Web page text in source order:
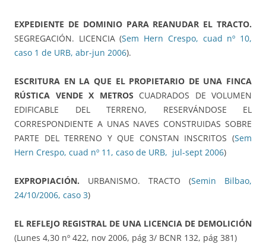
EXPEDIENTE DE DOMINIO PARA REANUDAR EL TRACTO.
SEGREGACIÓN. LICENCIA (Sem Hern Crespo, cuad nº 10,
caso 1 de URB, abr-jun 2006).
ESCRITURA EN LA QUE EL PROPIETARIO DE UNA FINCA
RÚSTICA VENDE X METROS CUADRADOS DE VOLUMEN
EDIFICABLE DEL TERRENO, RESERVÁNDOSE EL
CORRESPONDIENTE A UNAS NAVES CONSTRUIDAS SOBRE
PARTE DEL TERRENO Y QUE CONSTAN INSCRITOS (Sem
Hern Crespo, cuad nº 11, caso de URB, jul-sept 2006)
EXPROPIACIÓN. URBANISMO. TRACTO (Semin Bilbao,
24/10/2006, caso 3)
EL REFLEJO REGISTRAL DE UNA LICENCIA DE DEMOLICIÓN
(Lunes 4,30 nº 422, nov 2006, pág 3/ BCNR 132, pág 381)